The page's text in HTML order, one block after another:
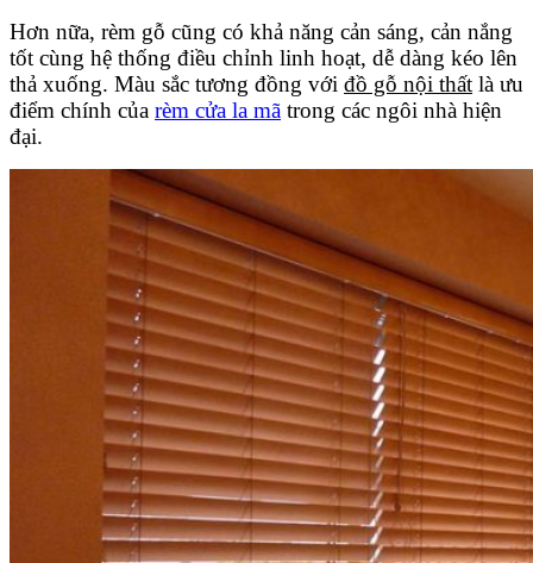
Hơn nữa, rèm gỗ cũng có khả năng cản sáng, cản nắng
tốt cùng hệ thống điều chỉnh linh hoạt, dễ dàng kéo lên
thả xuống. Màu sắc tương đồng với đồ gỗ nội thất là ưu
điểm chính của rèm cửa la mã trong các ngôi nhà hiện
đại.